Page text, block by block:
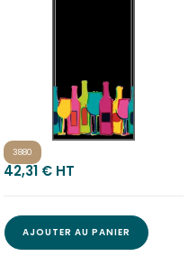
3880
42,31 € HT
AJOUTER AU PANIER